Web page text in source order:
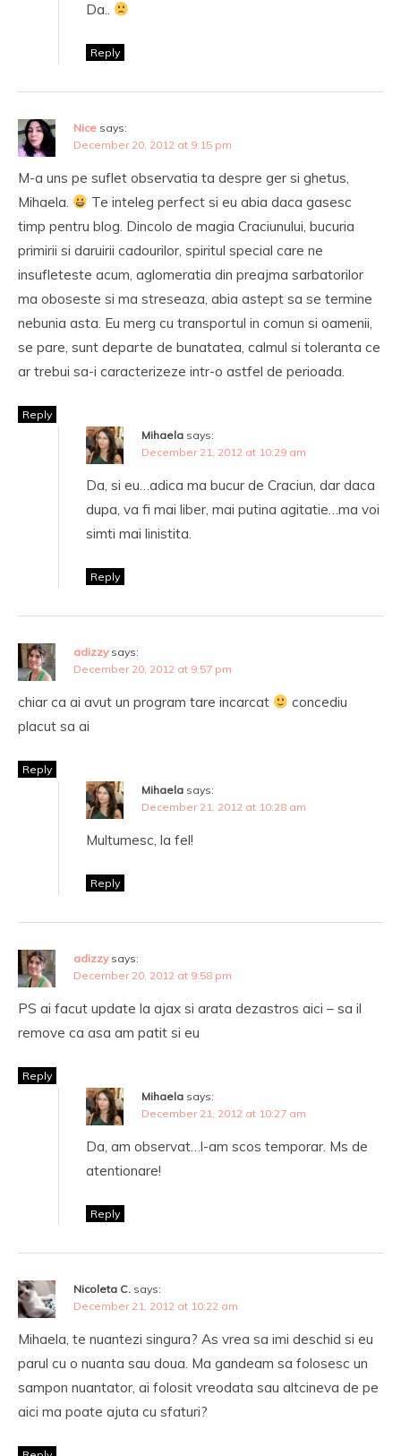
Da..
Reply
Nice says:
December 20, 2012 at 9:15 pm
M-a uns pe suflet observatia ta despre ger si ghetus,
Mihaela.
Te inteleg perfect si eu abia daca gasesc
timp pentru blog. Dincolo de magia Craciunului, bucuria
primirii si daruirii cadourilor, spiritul special care ne
insufleteste acum, aglomeratia din preajma sarbatorilor
ma oboseste si ma streseaza, abia astept sa se termine
nebunia asta. Eu merg cu transportul in comun si oamenii,
se pare, sunt departe de bunatatea, calmul si toleranta ce
ar trebui sa-i caracterizeze intr-o astfel de perioada.
Reply
Mihaela says:
December 21, 2012 at 10:29 am
Da, si eu…adica ma bucur de Craciun, dar daca
dupa, va fi mai liber, mai putina agitatie…ma voi
simti mai linistita.
Reply
adizzy says:
December 20, 2012 at 9:57 pm
chiar ca ai avut un program tare incarcat
concediu
placut sa ai
Reply
Mihaela says:
December 21, 2012 at 10:28 am
Multumesc, la fel!
Reply
adizzy says:
December 20, 2012 at 9:58 pm
PS ai facut update la ajax si arata dezastros aici – sa il
remove ca asa am patit si eu
Reply
Mihaela says:
December 21, 2012 at 10:27 am
Da, am observat…l-am scos temporar. Ms de
atentionare!
Reply
Nicoleta C. says:
December 21, 2012 at 10:22 am
Mihaela, te nuantezi singura? As vrea sa imi deschid si eu
parul cu o nuanta sau doua. Ma gandeam sa folosesc un
sampon nuantator, ai folosit vreodata sau altcineva de pe
aici ma poate ajuta cu sfaturi?